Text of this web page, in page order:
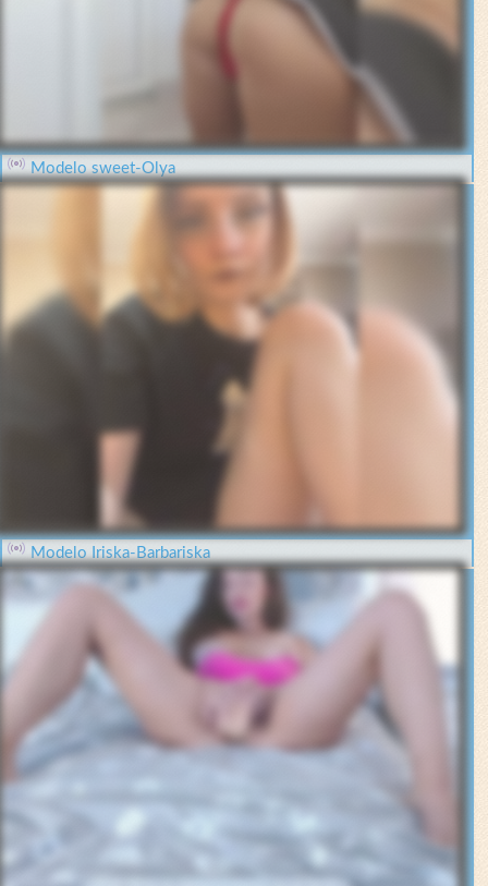
Modelo sweet-Olya
Modelo Iriska-Barbariska